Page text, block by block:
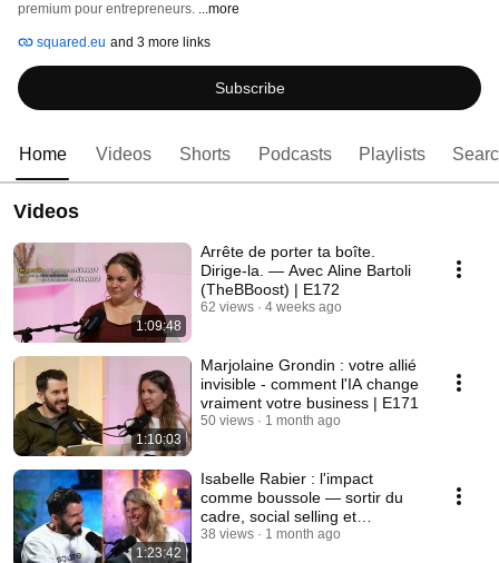
premium pour entrepreneurs. ...more
squared.eu and 3 more links
Subscribe
Home Videos Shorts Podcasts Playlists
Videos
1:09:48
Arrête de porter ta boîte.
Dirige-la. — Avec Aline Bartoli
(TheBBoost) | E172
62 views 4 weeks ago
1:10:03
Marjolaine Grondin : votre allié
invisible - comment l'IA change
vraiment votre business | E171
50 views 1 month ago
1:23:42
Isabelle Rabier : l'impact
comme boussole — sortir du
cadre, social selling et
croissance | E170
38 views 1 month ago